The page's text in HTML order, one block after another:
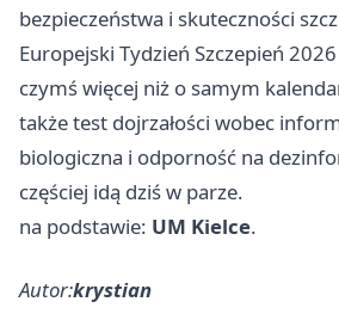
bezpieczeństwa i skuteczności
Europejski Tydzień Szczepień
czymś więcej niż o samym
także test dojrzałości wobec
biologiczna i odporność na
częściej idą dziś w parze.
na podstawie: UM Kielce.
Autor:krystian